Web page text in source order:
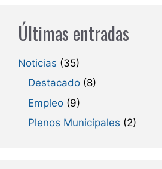
Últimas entradas
Noticias (35)
Destacado (8)
Empleo (9)
Plenos Municipales (2)